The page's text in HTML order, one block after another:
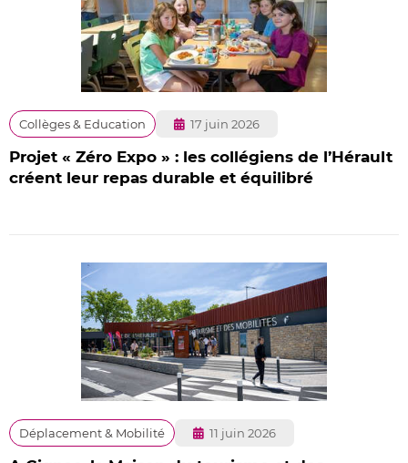
Collèges & Education
Publié
17 juin 2026
Projet « Zéro Expo » : les collégiens de l’Hérault
créent leur repas durable et équilibré
Déplacement & Mobilité
Publié
11 juin 2026